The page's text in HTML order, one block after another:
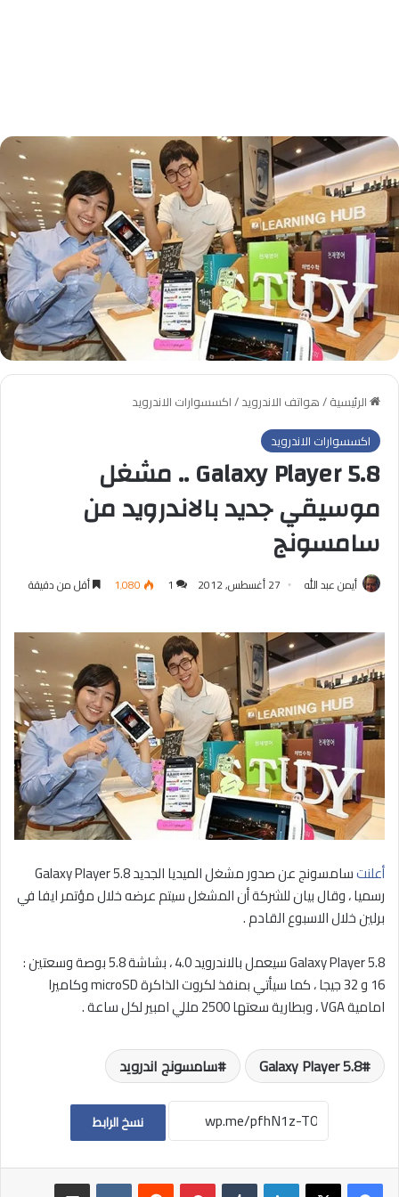
الرئيسية/هواتف الاندرويد/اكسسوارات الاندرويد
اكسسوارات الاندرويد
Galaxy Player 5.8 .. مشغل
موسيقي جديد بالاندرويد من
سامسونج
أيمن عبد الله 27 أغسطس, 2012 1 1٬080 أقل من دقيقة
أعلنت
سامسونج عن صدور مشغل الميديا الجديد Galaxy Player 5.8
رسميا ، وقال بيان للشركة أن المشغل سيتم عرضه خلال مؤتمر ايفا في
برلين خلال الاسبوع القادم .
Galaxy Player 5.8 سيعمل بالاندرويد 4.0 ، بشاشة 5.8 بوصة وسعتين :
16 و 32 جيجا ، كما سيأتي بمنفذ لكروت الذاكرة microSD وكاميرا
امامية VGA ، وبطارية سعتها 2500 مللي امبير لكل ساعة .
Galaxy Player 5.8 سامسونج اندرويد
نسخ الرابط
لينكدإن بينتيريست مشاركة عبر البريد